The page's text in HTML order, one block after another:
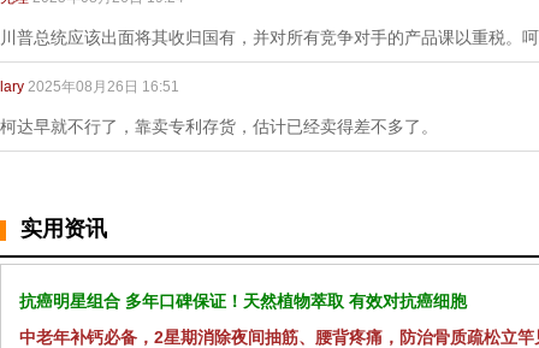
川普总统应该出面将其收归国有，并对所有竞争对手的产品课以重税。
lary 2025年08月26日 16:51
柯达早就不行了，靠卖专利存货，估计已经卖得差不多了。
实用资讯
抗癌明星组合 多年口碑保证！天然植物萃取 有效对抗癌细胞
中老年补钙必备，2星期消除夜间抽筋、腰背疼痛，防治骨质疏松立竿